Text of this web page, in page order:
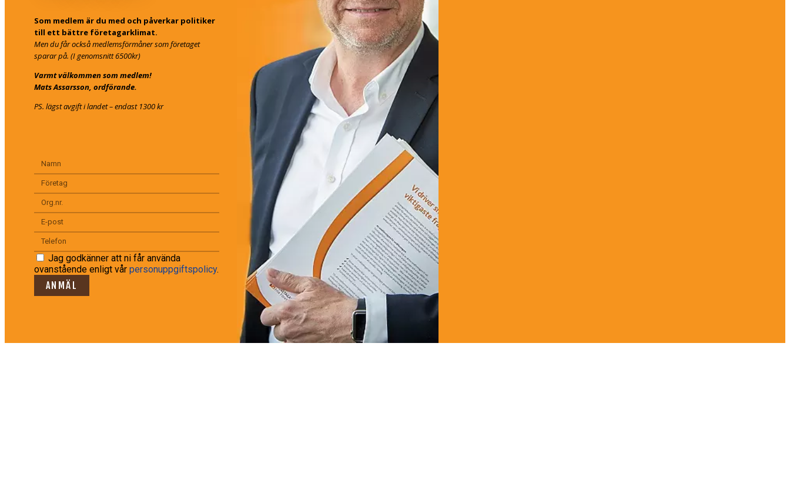
Som medlem är du med och påverkar politiker
till ett bättre företagarklimat.
Men du får också medlemsförmåner som företaget
sparar på. (I genomsnitt 6500kr)
Varmt välkommen som medlem!
Mats Assarsson, ordförande.
PS. lägst avgift i landet – endast 1300 kr
Jag godkänner att ni får använda
ovanstående enligt vår personuppgiftspolicy.
ANMÄL